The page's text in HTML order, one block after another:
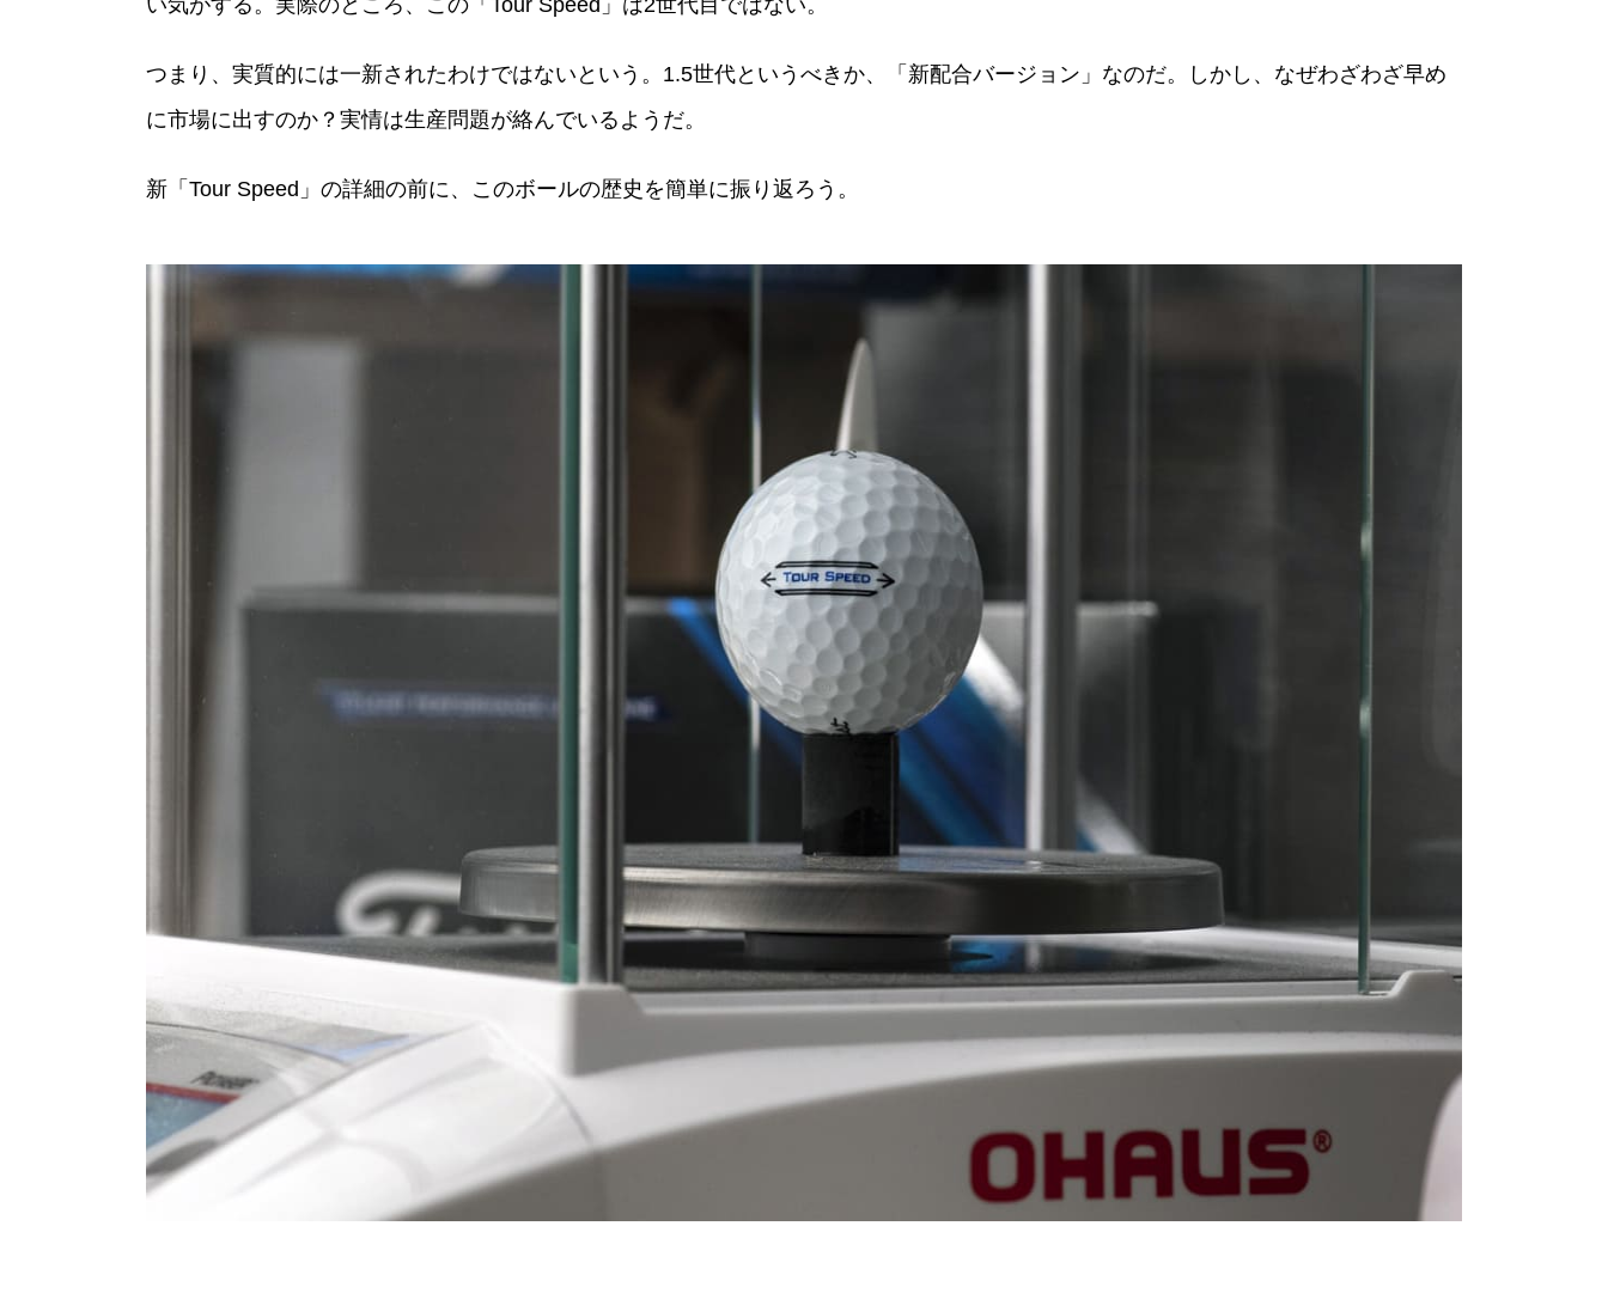
い気がする。実際のところ、この「Tour Speed」は2世代目ではない。
つまり、実質的には一新されたわけではないという。1.5世代というべきか、「新配合バージョン」なのだ。しかし、なぜわざわざ早め
に市場に出すのか？実情は生産問題が絡んでいるようだ。
新「Tour Speed」の詳細の前に、このボールの歴史を簡単に振り返ろう。